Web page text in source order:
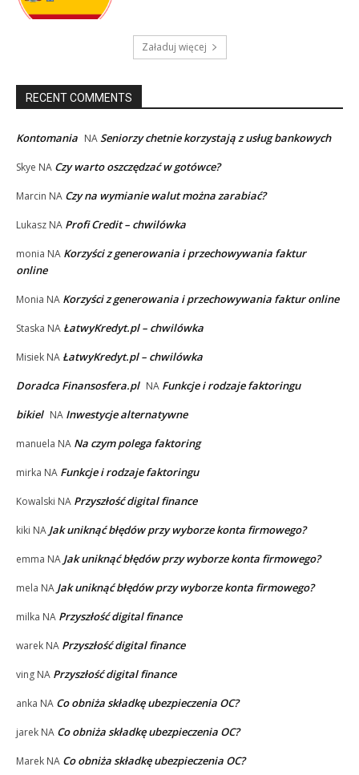
Załaduj więcej
RECENT COMMENTS
Kontomania NASeniorzy chetnie korzystają z usług bankowych
Skye NA Czy warto oszczędzać w gotówce?
Marcin NA Czy na wymianie walut można zarabiać?
Lukasz NA Profi Credit – chwilówka
monia NA Korzyści z generowania i przechowywania faktur
online
Monia NA Korzyści z generowania i przechowywania faktur online
Staska NA ŁatwyKredyt.pl – chwilówka
Misiek NA ŁatwyKredyt.pl – chwilówka
Doradca Finansosfera.pl NA Funkcje i rodzaje faktoringu
bikiel NA Inwestycje alternatywne
manuela NA Na czym polega faktoring
mirka NA Funkcje i rodzaje faktoringu
Kowalski NA Przyszłość digital finance
kiki NA Jak uniknąć błędów przy wyborze konta firmowego?
emma NA Jak uniknąć błędów przy wyborze konta firmowego?
mela NA Jak uniknąć błędów przy wyborze konta firmowego?
milka NA Przyszłość digital finance
warek NA Przyszłość digital finance
ving NA Przyszłość digital finance
anka NA Co obniża składkę ubezpieczenia OC?
jarek NA Co obniża składkę ubezpieczenia OC?
Marek NA Co obniża składkę ubezpieczenia OC?